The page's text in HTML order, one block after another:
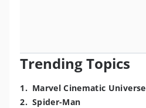
Trending Topics
1. Marvel Cinematic Universe
2. Spider-Man